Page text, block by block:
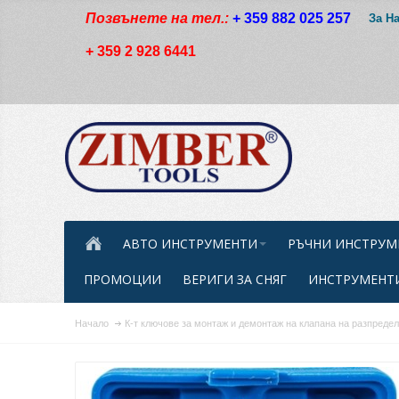
Позвънете на тел.: + 359 882 025 257
+ 359 2 928 6441
За
АВТО ИНСТРУМЕНТИ РЪЧНИ
ПРОМОЦИИ ВЕРИГИ ЗА СНЯГ
Начало К-т ключове за монтаж и демонтаж на клапана на